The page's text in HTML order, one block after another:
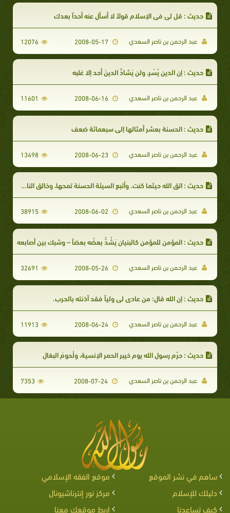
حديث : قل لي في الإسلام قولاً لا أسأل عنه أحداً بعدك
عبد الرحمن بن ناصر السعدي 12076
حديث : إن الدين يُسْر، ولن يَشادَّ الدينَ أحد إلا غلبه
عبد الرحمن بن ناصر السعدي 11601
حديث : الحسنة بعشر أمثالها إلى سبعمائة ضعف
عبد الرحمن بن ناصر السعدي 13498
حديث : اتق الله حيثما كنت. وأتبع السيئة الحسنة تمحها، وخالق الناس بخلق حسن
عبد الرحمن بن ناصر السعدي 38915
حديث : المؤمن للمؤمن كالبنيان يَشُدُّ بعضُه بعضاً – وشبك بين أصابعه
عبد الرحمن بن ناصر السعدي 32691
حديث : إن الله قال: من عادى لي ولياً فقد آذنته بالحرب.
عبد الرحمن بن ناصر السعدي 11913
حديث : حرّم رسول الله يوم خيبر الحمر الإنسية، ولُحومَ البغال
عبد الرحمن بن ناصر السعدي 2008-07-24
7353
ساهم في نشر الموقع
موقع الفقه الإسلامي
دليلك للإسلام
مركز نور إنترناشيونال
كيف تساعدنا
اربط موقعك معنا